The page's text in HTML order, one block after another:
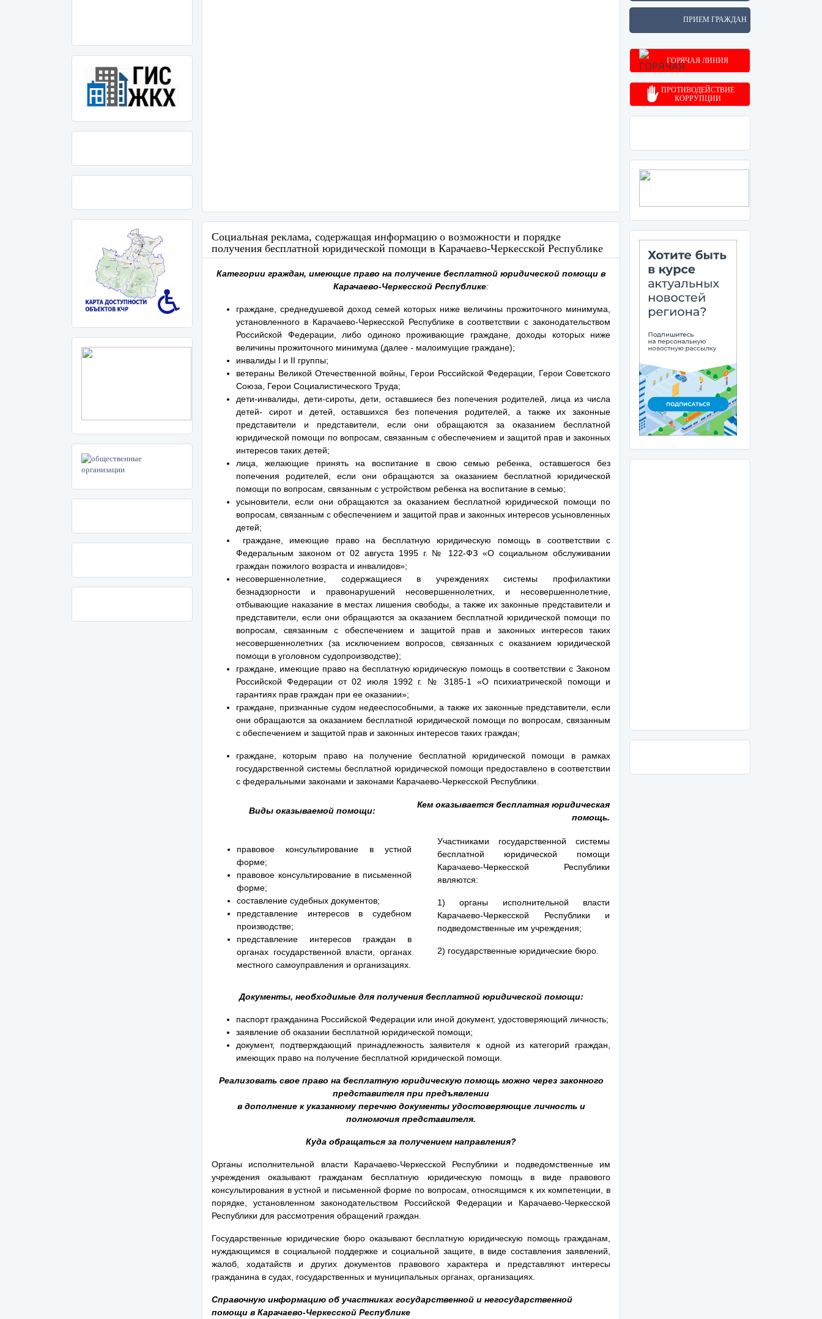
Социальная реклама, содержащая информацию о возможности и порядке
получения бесплатной юридической помощи в Карачаево-Черкесской Республике
Категории граждан, имеющие право на получение бесплатной юридической помощи в
Карачаево-Черкесской Республике:
граждане, среднедушевой доход семей которых ниже величины прожиточного минимума,
установленного в Карачаево-Черкесской Республике в соответствии с законодательством
Российской Федерации, либо одиноко проживающие граждане, доходы которых ниже
величины прожиточного минимума (далее - малоимущие граждане);
инвалиды I и II группы;
ветераны Великой Отечественной войны, Герои Российской Федерации, Герои Советского
Союза, Герои Социалистического Труда;
дети-инвалиды, дети-сироты, дети, оставшиеся без попечения родителей, лица из числа
детей- сирот и детей, оставшихся без попечения родителей, а также их законные
представители и представители, если они обращаются за оказанием бесплатной
юридической помощи по вопросам, связанным с обеспечением и защитой прав и законных
интересов таких детей;
лица, желающие принять на воспитание в свою семью ребенка, оставшегося без
попечения родителей, если они обращаются за оказанием бесплатной юридической
помощи по вопросам, связанным с устройством ребенка на воспитание в семью;
усыновители, если они обращаются за оказанием бесплатной юридической помощи по
вопросам, связанным с обеспечением и защитой прав и законных интересов усыновленных
детей;
граждане, имеющие право на бесплатную юридическую помощь в соответствии с
Федеральным законом от 02 августа 1995 г. № 122-ФЗ «О социальном обслуживании
граждан пожилого возраста и инвалидов»;
несовершеннолетние, содержащиеся в учреждениях системы профилактики
безнадзорности и правонарушений несовершеннолетних, и несовершеннолетние,
отбывающие наказание в местах лишения свободы, а также их законные представители и
представители, если они обращаются за оказанием бесплатной юридической помощи по
вопросам, связанным с обеспечением и защитой прав и законных интересов таких
несовершеннолетних (за исключением вопросов, связанных с оказанием юридической
помощи в уголовном судопроизводстве);
граждане, имеющие право на бесплатную юридическую помощь в соответствии с Законом
Российской Федерации от 02 июля 1992 г. № 3185-1 «О психиатрической помощи и
гарантиях прав граждан при ее оказании»;
граждане, признанные судом недееспособными, а также их законные представители, если
они обращаются за оказанием бесплатной юридической помощи по вопросам, связанным
с обеспечением и защитой прав и законных интересов таких граждан;
граждане, которым право на получение бесплатной юридической помощи в рамках
государственной системы бесплатной юридической помощи предоставлено в соответствии
с федеральными законами и законами Карачаево-Черкесской Республики.
Виды оказываемой помощи:
Кем оказывается бесплатная юридическая
помощь.
правовое консультирование в устной
форме;
правовое консультирование в письменной
форме;
составление судебных документов;
представление интересов в судебном
производстве;
представление интересов граждан в
органах государственной власти, органах
местного самоуправления и организациях.
Участниками государственной системы
бесплатной юридической помощи
Карачаево-Черкесской Республики
являются:
1) органы исполнительной власти
Карачаево-Черкесской Республики и
подведомственные им учреждения;
2) государственные юридические бюро.
Документы, необходимые для получения бесплатной юридической помощи:
паспорт гражданина Российской Федерации или иной документ, удостоверяющий личность;
заявление об оказании бесплатной юридической помощи;
документ, подтверждающий принадлежность заявителя к одной из категорий граждан,
имеющих право на получение бесплатной юридической помощи.
Реализовать свое право на бесплатную юридическую помощь можно через законного
представителя при предъявлении
в дополнение к указанному перечню документы удостоверяющие личность и
полномочия представителя.
Куда обращаться за получением направления?
Органы исполнительной власти Карачаево-Черкесской Республики и подведомственные им
учреждения оказывают гражданам бесплатную юридическую помощь в виде правового
консультирования в устной и письменной форме по вопросам, относящимся к их компетенции, в
порядке, установленном законодательством Российской Федерации и Карачаево-Черкесской
Республики для рассмотрения обращений граждан.
Государственные юридические бюро оказывают бесплатную юридическую помощь гражданам,
нуждающимся в социальной поддержке и социальной защите, в виде составления заявлений,
жалоб, ходатайств и других документов правового характера и представляют интересы
гражданина в судах, государственных и муниципальных органах, организациях.
Справочную информацию об участниках государственной и негосударственной
помощи в Карачаево-Черкесской Республике
ПРИЕМ ГРАЖДАН
ГОРЯЧАЯ ЛИНИЯ
ПРОТИВОДЕЙСТВИЕ
КОРРУПЦИИ